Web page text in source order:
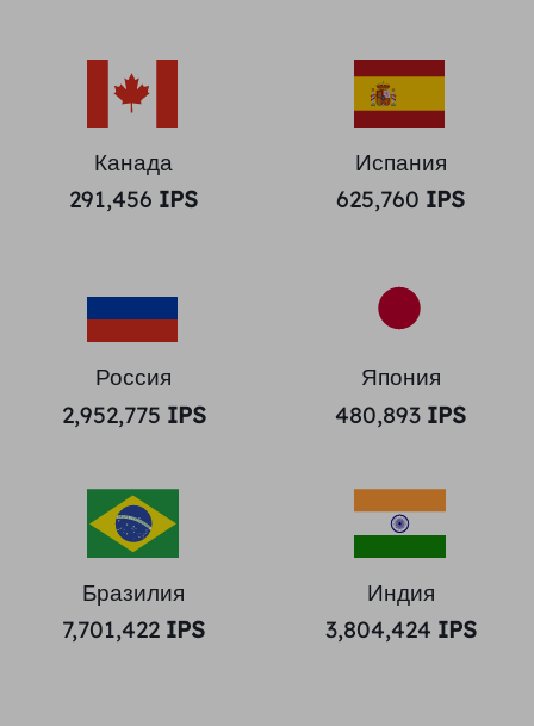
Канада
291,456 IPS
Испания
625,760 IPS
Россия
2,952,775 IPS
Япония
480,893 IPS
Бразилия
7,701,422 IPS
Индия
3,804,424 IPS